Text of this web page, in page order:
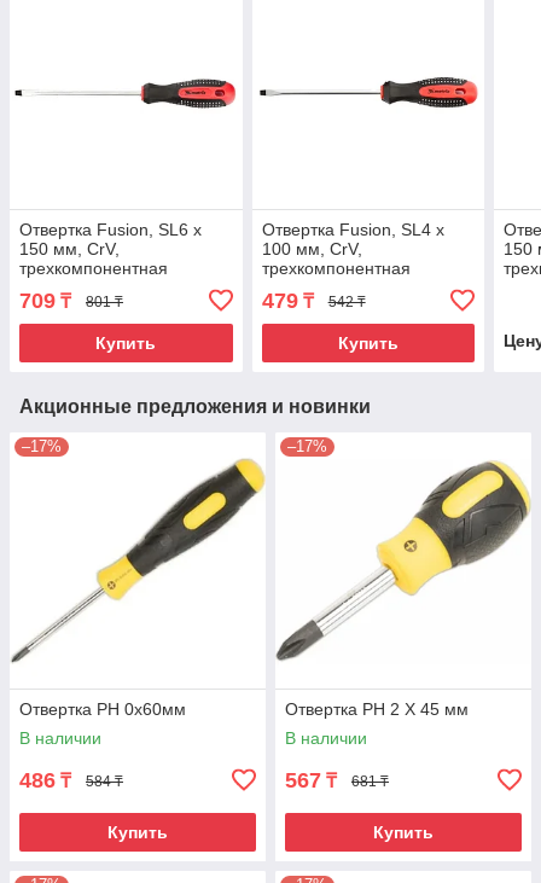
Отвертка Fusion, SL6 х
150 мм, CrV,
трехкомпонентная
рукоятка "Anti slip" Matrix
709 ₸ 801 ₸
Купить
Отвертка Fusion, SL4 х
100 мм, CrV,
трехкомпонентная
рукоятка "Anti slip" Matrix
479₸ 542 ₸
Купить
150
Акционные предложения и новинки
–17%
Отвертка РН 0х60мм
В наличии
486 ₸ 584 ₸
Купить
–17%
Отвертка PH 2 Х 45 мм
В наличии
567 ₸ 681 ₸
Купить